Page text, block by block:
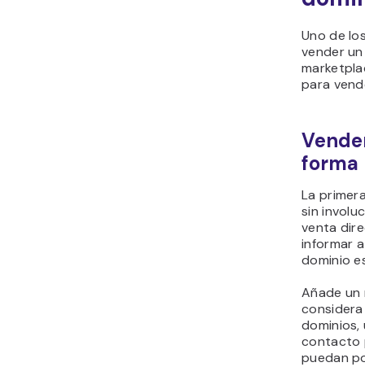
Uno de
vender
para
forma
La
sin
venta
informar
dominio
Añade un
contacto
puedan